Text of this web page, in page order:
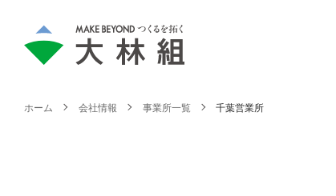
ホーム 会社情報 事業所一覧 千葉営業所